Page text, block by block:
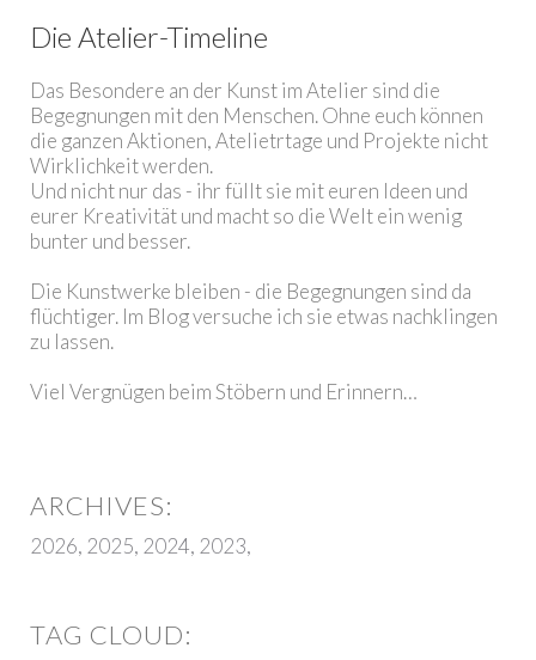
Die Atelier-Timeline
Das Besondere an der Kunst im Atelier sind die
Begegnungen mit den Menschen. Ohne euch können
die ganzen Aktionen, Atelietrtage und Projekte nicht
Wirklichkeit werden.
Und nicht nur das - ihr füllt sie mit euren Ideen und
eurer Kreativität und macht so die Welt ein wenig
bunter und besser.
Die Kunstwerke bleiben - die Begegnungen sind da
flüchtiger. Im Blog versuche ich sie etwas nachklingen
zu lassen.
Viel Vergnügen beim Stöbern und Erinnern…
2026 2025 2024 2023